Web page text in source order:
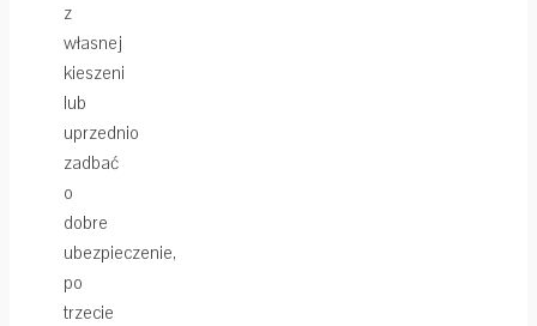
z
własnej
kieszeni
lub
uprzednio
zadbać
o
dobre
ubezpieczenie,
po
trzecie